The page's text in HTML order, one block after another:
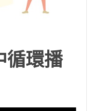
循環播